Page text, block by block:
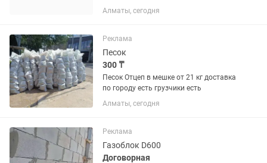
цена за м2 17500
Алматы, сегодня
Реклама
Песок
300 ₸
Песок Отцеп в мешке от 21 кг доставка
по городу есть грузчики есть
Алматы, сегодня
Реклама
Газоблок D600
Договорная